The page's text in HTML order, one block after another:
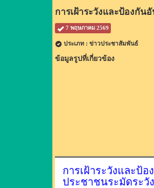
การเฝ้าระวังและป้องกัน
7 พฤษภาคม 2569
ประเภท : ข่าวประชาสัมพันธ์
ข้อมูลรูปที่เกี่ยวข้อง
การเฝ้าระวังและป้
ประชาชนระมัดระวั